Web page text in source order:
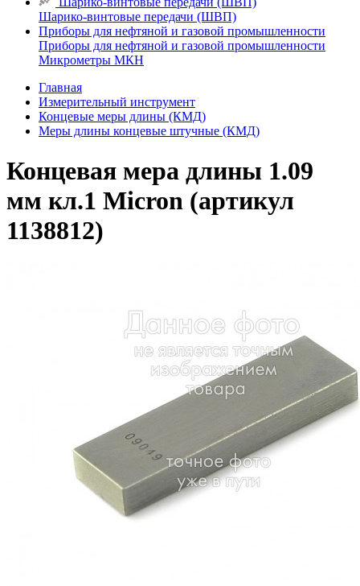
Шарико-винтовые передачи (ШВП)
Приборы для нефтяной и газовой промышленности
Приборы для нефтяной и газовой промышленности
Микрометры МКН
Главная
Измерительный инструмент
Концевые меры длины (КМД)
Меры длины концевые штучные (КМД)
Концевая мера длины 1.09
мм кл.1 Micron (артикул
1138812)